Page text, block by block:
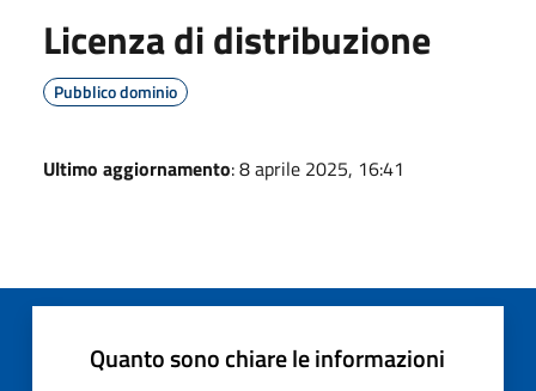
Licenza di distribuzione
Pubblico dominio
Ultimo aggiornamento: 8 aprile 2025, 16:41
Quanto sono chiare le informazioni